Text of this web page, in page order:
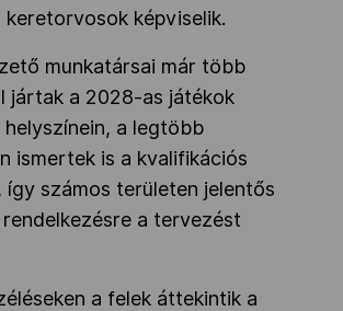
képviselik.
munkatársai már több
jártak a 2028-as játékok
a legtöbb
ismertek is a kvalifikációs
így számos területen jelentős
a tervezést
a felek áttekintik a